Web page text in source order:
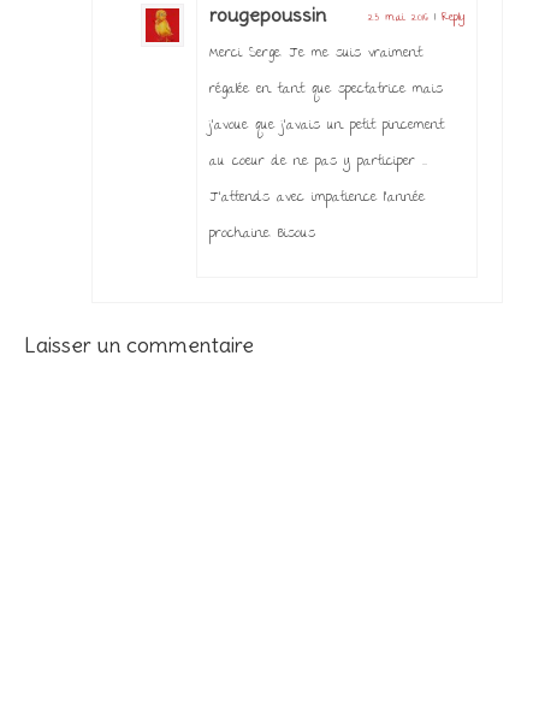
rougepoussin 23 mai 2016 | Reply
Merci Serge. Je me suis vraiment
régalée en tant que spectatrice mais
j’avoue que j’avais un petit pincement
au coeur de ne pas y participer ….
J’attends avec impatience l’année
prochaine. Bisous
Laisser un commentaire